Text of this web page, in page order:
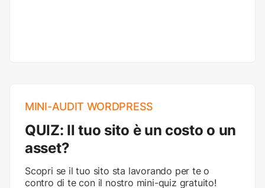
MINI-AUDIT WORDPRESS
QUIZ: Il tuo sito è un costo o un
asset?
Scopri se il tuo sito sta lavorando per te o
contro di te con il nostro mini-quiz gratuito!